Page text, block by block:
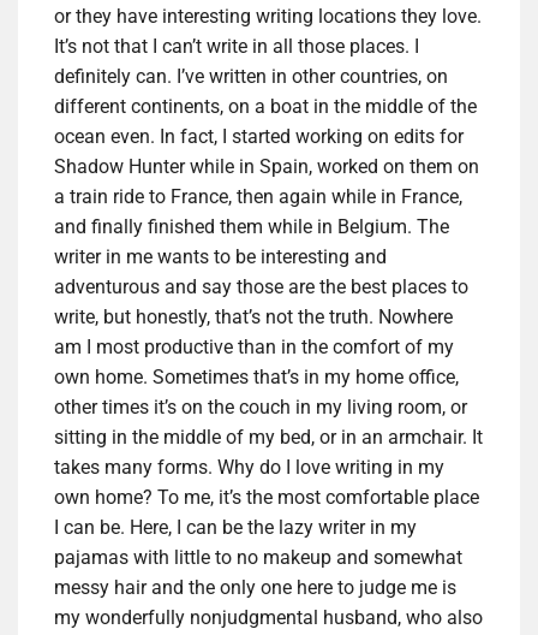
or they have interesting writing locations they love.
It’s not that I can’t write in all those places. I
definitely can. I’ve written in other countries, on
different continents, on a boat in the middle of the
ocean even. In fact, I started working on edits for
Shadow Hunter while in Spain, worked on them on
a train ride to France, then again while in France,
and finally finished them while in Belgium. The
writer in me wants to be interesting and
adventurous and say those are the best places to
write, but honestly, that’s not the truth. Nowhere
am I most productive than in the comfort of my
own home. Sometimes that’s in my home office,
other times it’s on the couch in my living room, or
sitting in the middle of my bed, or in an armchair. It
takes many forms. Why do I love writing in my
own home? To me, it’s the most comfortable place
I can be. Here, I can be the lazy writer in my
pajamas with little to no makeup and somewhat
messy hair and the only one here to judge me is
my wonderfully nonjudgmental husband, who also